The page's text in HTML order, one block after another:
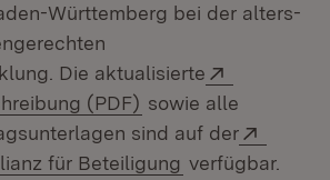
Württemberg bei der alters-
Die aktualisierte
(PDF) (Öffnet in neuem
sowie alle
sind auf der
für Beteiligung (Öffnet in
verfügbar.